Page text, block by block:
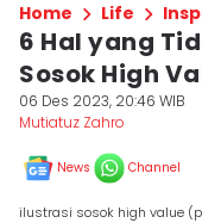
Home Life
6 Hal yang
Sosok High
06 Des 2023, 20:46 WIB
Mutiatuz Zahro
News Channel
ilustrasi sosok high value